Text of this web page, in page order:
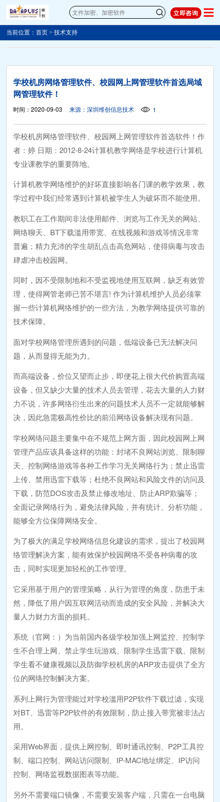
立即咨询
当前位置：首页 >技术支持
学校机房网络管理软件、校园网上网管理软件首选局域
网管理软件！
时间：2020-09-03 来源：深圳维创信息技术 1
学校机房网络管理软件、校园网上网管理软件首选软件！作
者：婷 日期：2012-8-24计算机教学网络是学校进行计算机
专业课教学的重要阵地。
计算机教学网络维护的好坏直接影响各门课的教学效果，教
学过程中我们经常遇到计算机被学生人为破坏而不能使用。
教职工在工作期间非法使用邮件、浏览与工作无关的网站、
网络聊天、BT下载滥用带宽、在线视频和游戏等情况非常
普遍；精力充沛的学生胡乱点击高危网站，使得病毒与攻击
肆虐冲击校园网。
同时，因不受限制地和不受监视地使用互联网，缺乏有效管
理，使得网管老师已苦不堪言! 作为计算机维护人员必须掌
握一些计算机网络维护的一些方法，为教学网络提供可靠的
技术保障。
面对学校网络管理所遇到的问题，低端设备已无法解决问
题，从而显得无能为力。
而高端设备，价位又望而止步，即便花上很大代价购置高端
设备，但又缺少大量的技术人员去管理，花去大量的人力财
力不说，许多网络衍生出来的问题技术人员不一定就能够解
决，因此急需极高性价比的前沿网络设备解决现有问题。
学校网络问题主要集中在不规范上网方面，因此校园网上网
管理产品应该具备这样的功能：封堵不良网站浏览、限制聊
天、控制网络游戏等各种工作学习无关网络行为；禁止迅雷
上传、禁用迅雷下载等；杜绝不良网站和风险文件的访问及
下载，防范DOS攻击及禁止修改地址、防止ARP欺骗等；
全面记录网络行为，避免法律风险，并有统计、分析功能，
能够全方位保障网络安全。
为了极大的满足学校网络信息化建设的需求，提出了校园网
络管理解决方案，能有效保护校园网络不受各种病毒的攻
击，同时实现更加轻松的工作管理。
它采用基于用户的管理策略，从行为管理的角度，防患于未
然，降低了用户因互联网活动而造成的安全风险，并解决大
量人力财力方面的损耗。
系统（官网：）为当前国内各级学校加强上网监控、控制学
生不合理上网、禁止学生玩游戏、限制学生迅雷下载、限制
学生看不健康视频以及防御学校机房的ARP攻击提供了全方
位的网络控制解决方案。
系列上网行为管理能过对学校滥用P2P软件下载过滤，实现
对BT、迅雷等P2P软件的有效限制，防止接入带宽被非法占
用。
采用Web界面，提供上网控制、即时通讯控制、P2P工具控
制、端口控制、网站访问限制、IP-MAC地址绑定、IP访问
控制、网络监视数据图表等功能。
另外不需要端口镜像，不需要安装客户端，只需在一台电脑